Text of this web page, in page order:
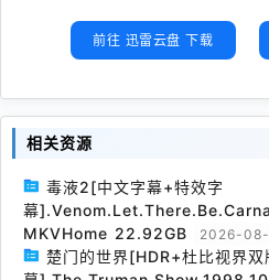
前往 迅雷云盘 下载
相关资源
毒液2[中文字幕+特效字
幕
MKVHome 22.92GB
2026-
楚门的世界[HDR+杜比视界